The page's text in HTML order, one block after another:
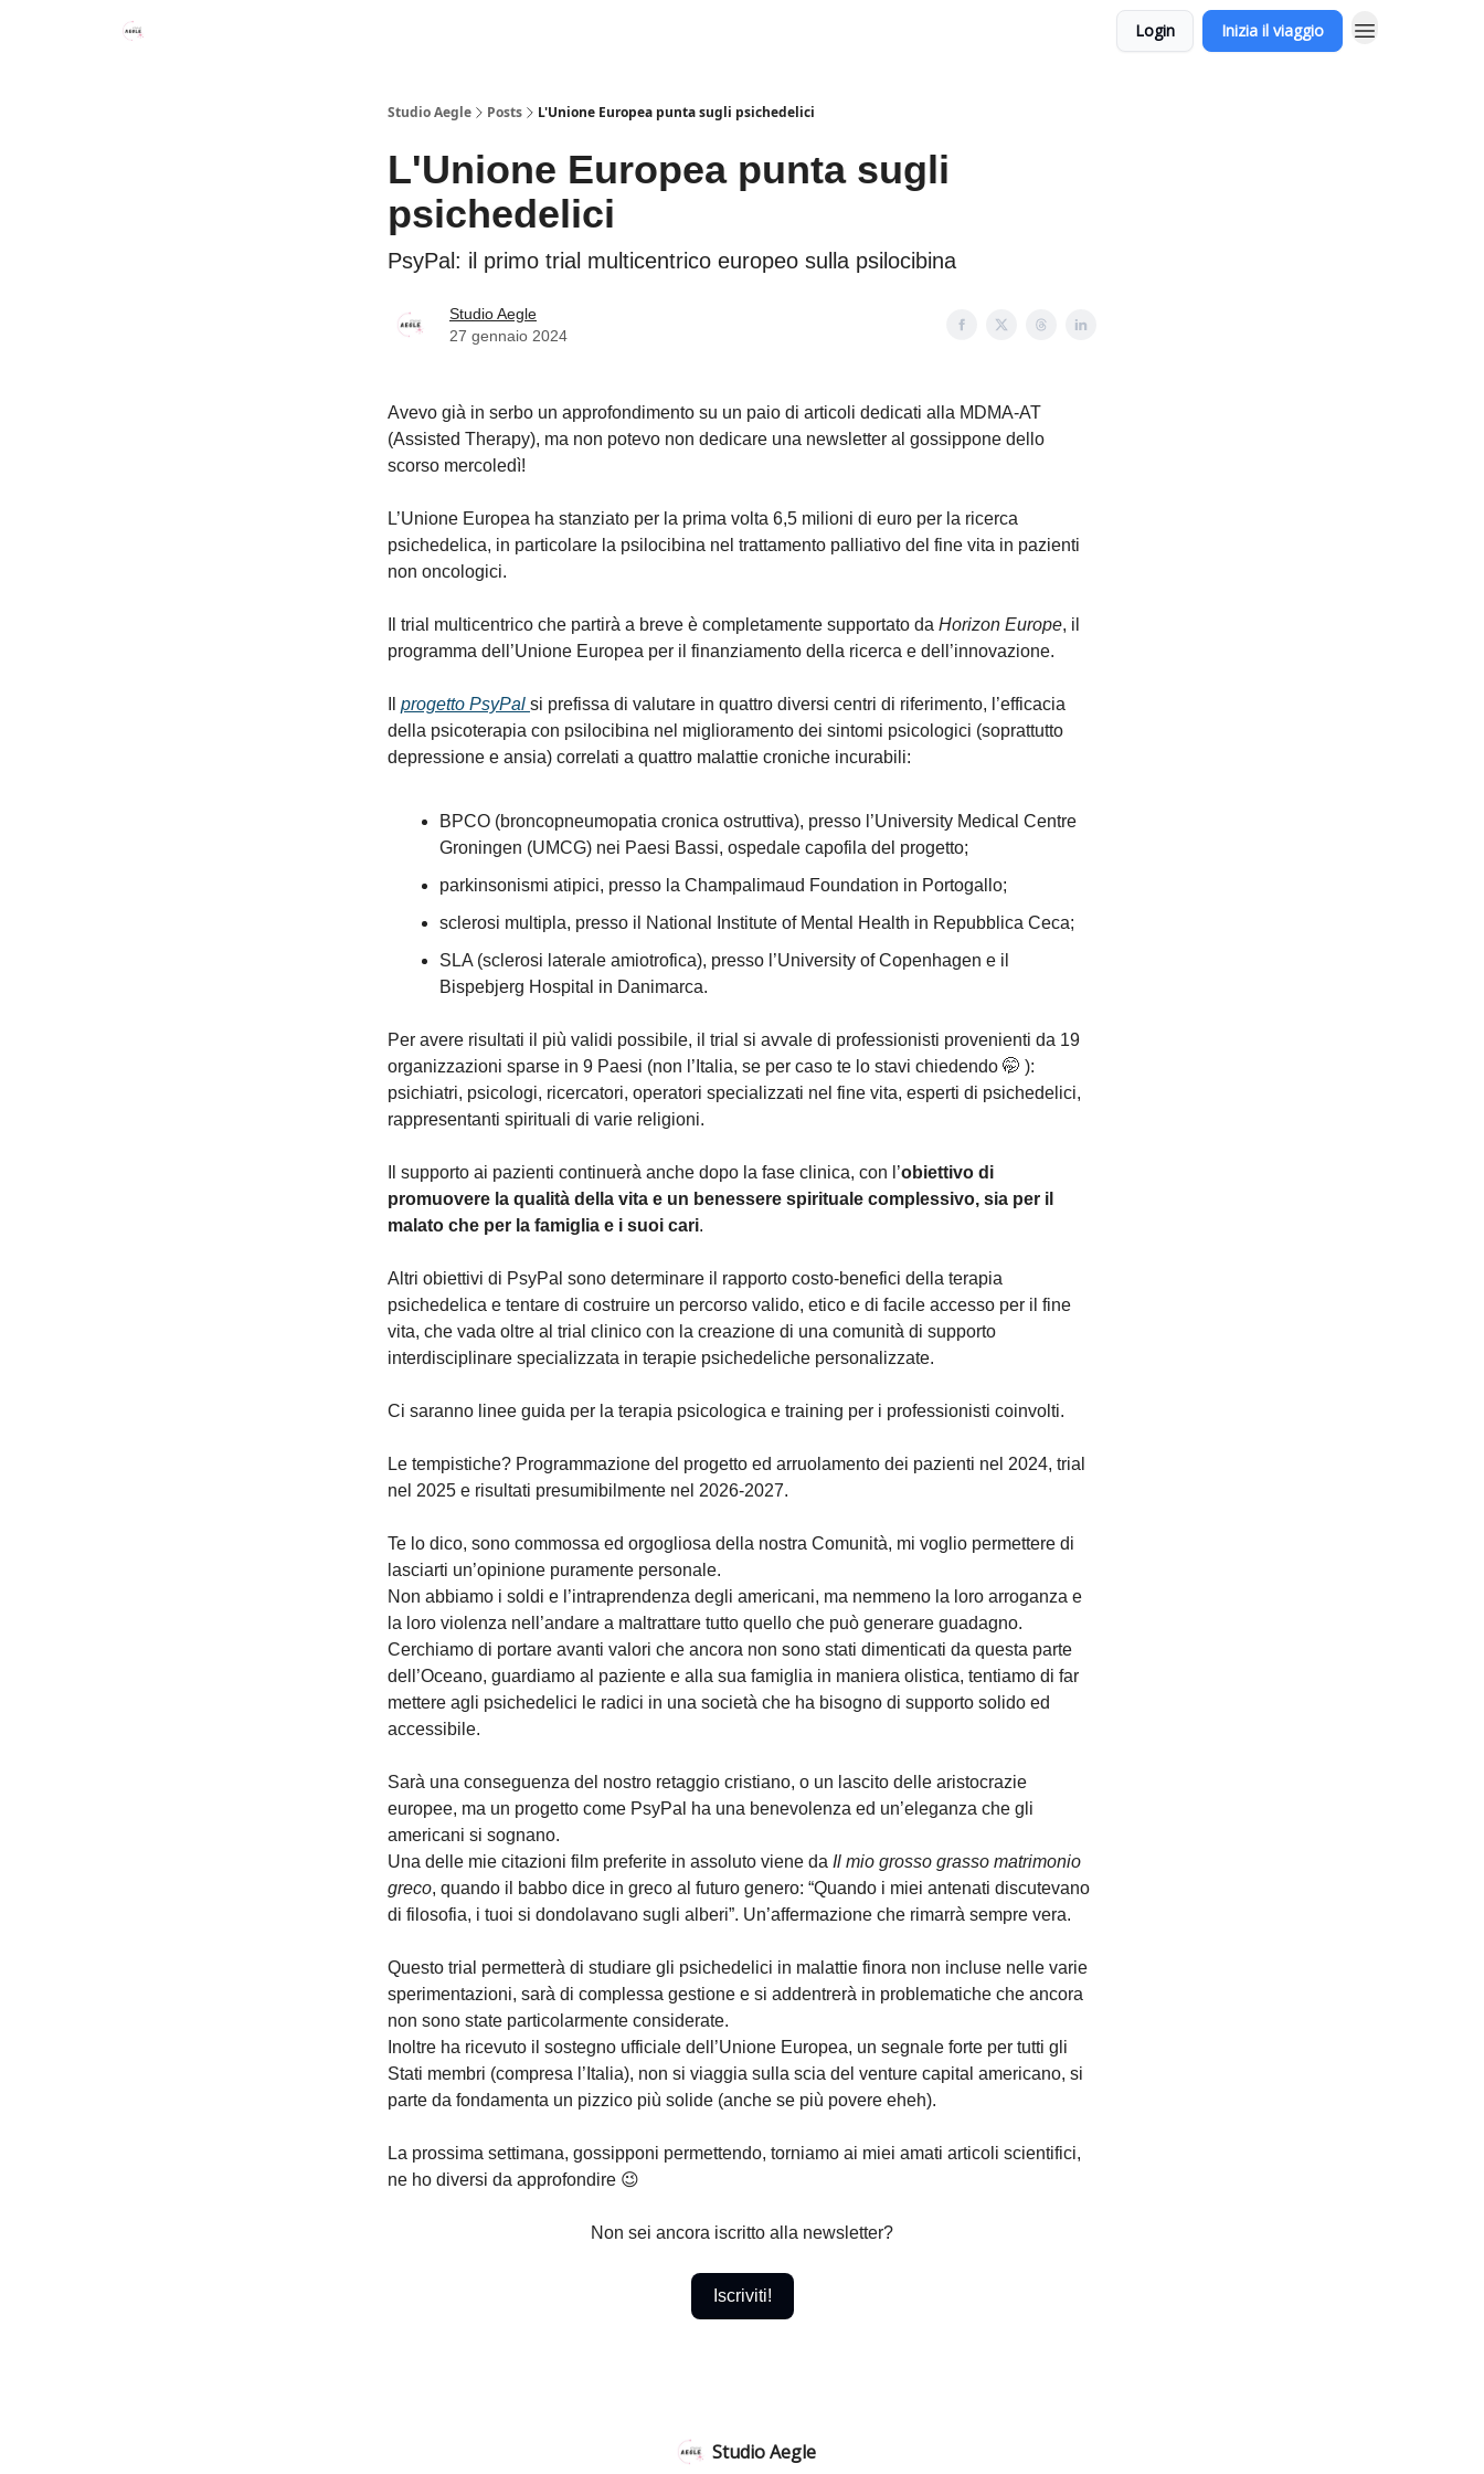
Login Inizia il viaggio
Studio Aegle Posts L'Unione Europea punta sugli psichedelici
L'Unione Europea punta sugli
psichedelici
PsyPal: il primo trial multicentrico europeo sulla psilocibina
Studio Aegle
27 gennaio 2024
Avevo già in serbo un approfondimento su un paio di articoli dedicati alla MDMA-AT
(Assisted Therapy), ma non potevo non dedicare una newsletter al gossippone dello
scorso mercoledì!
L’Unione Europea ha stanziato per la prima volta 6,5 milioni di euro per la ricerca
psichedelica, in particolare la psilocibina nel trattamento palliativo del fine vita in pazienti
non oncologici.
Il trial multicentrico che partirà a breve è completamente supportato da Horizon Europe, il
programma dell’Unione Europea per il finanziamento della ricerca e dell’innovazione.
progetto PsyPal si prefissa di valutare in quattro diversi centri di riferimento, l’efficacia
della psicoterapia con psilocibina nel miglioramento dei sintomi psicologici (soprattutto
depressione e ansia) correlati a quattro malattie croniche incurabili:
BPCO (broncopneumopatia cronica ostruttiva), presso l’University Medical Centre
Groningen (UMCG) nei Paesi Bassi, ospedale capofila del progetto;
parkinsonismi atipici, presso la Champalimaud Foundation in Portogallo;
sclerosi multipla, presso il National Institute of Mental Health in Repubblica Ceca;
SLA (sclerosi laterale amiotrofica), presso l’University of Copenhagen e il
Bispebjerg Hospital in Danimarca.
Per avere risultati il più validi possibile, il trial si avvale di professionisti provenienti da 19
organizzazioni sparse in 9 Paesi (non l’Italia, se per caso te lo stavi chiedendo 🤭 ):
psichiatri, psicologi, ricercatori, operatori specializzati nel fine vita, esperti di psichedelici,
rappresentanti spirituali di varie religioni.
Il supporto ai pazienti continuerà anche dopo la fase clinica, con l’obiettivo di
promuovere la qualità della vita e un benessere spirituale complessivo, sia per il
malato che per la famiglia e i suoi cari.
Altri obiettivi di PsyPal sono determinare il rapporto costo-benefici della terapia
psichedelica e tentare di costruire un percorso valido, etico e di facile accesso per il fine
vita, che vada oltre al trial clinico con la creazione di una comunità di supporto
interdisciplinare specializzata in terapie psichedeliche personalizzate.
Ci saranno linee guida per la terapia psicologica e training per i professionisti coinvolti.
Le tempistiche? Programmazione del progetto ed arruolamento dei pazienti nel 2024, trial
nel 2025 e risultati presumibilmente nel 2026-2027.
Te lo dico, sono commossa ed orgogliosa della nostra Comunità, mi voglio permettere di
lasciarti un’opinione puramente personale.
Non abbiamo i soldi e l’intraprendenza degli americani, ma nemmeno la loro arroganza e
la loro violenza nell’andare a maltrattare tutto quello che può generare guadagno.
Cerchiamo di portare avanti valori che ancora non sono stati dimenticati da questa parte
dell’Oceano, guardiamo al paziente e alla sua famiglia in maniera olistica, tentiamo di far
mettere agli psichedelici le radici in una società che ha bisogno di supporto solido ed
accessibile.
Sarà una conseguenza del nostro retaggio cristiano, o un lascito delle aristocrazie
europee, ma un progetto come PsyPal ha una benevolenza ed un’eleganza che gli
americani si sognano.
Una delle mie citazioni film preferite in assoluto viene da Il mio grosso grasso matrimonio
greco, quando il babbo dice in greco al futuro genero: “Quando i miei antenati discutevano
di filosofia, i tuoi si dondolavano sugli alberi”. Un’affermazione che rimarrà sempre vera.
Questo trial permetterà di studiare gli psichedelici in malattie finora non incluse nelle varie
sperimentazioni, sarà di complessa gestione e si addentrerà in problematiche che ancora
non sono state particolarmente considerate.
Inoltre ha ricevuto il sostegno ufficiale dell’Unione Europea, un segnale forte per tutti gli
Stati membri (compresa l’Italia), non si viaggia sulla scia del venture capital americano, si
parte da fondamenta un pizzico più solide (anche se più povere eheh).
La prossima settimana, gossipponi permettendo, torniamo ai miei amati articoli scientifici,
ne ho diversi da approfondire 😉
Non sei ancora iscritto alla newsletter?
Iscriviti!
Studio Aegle